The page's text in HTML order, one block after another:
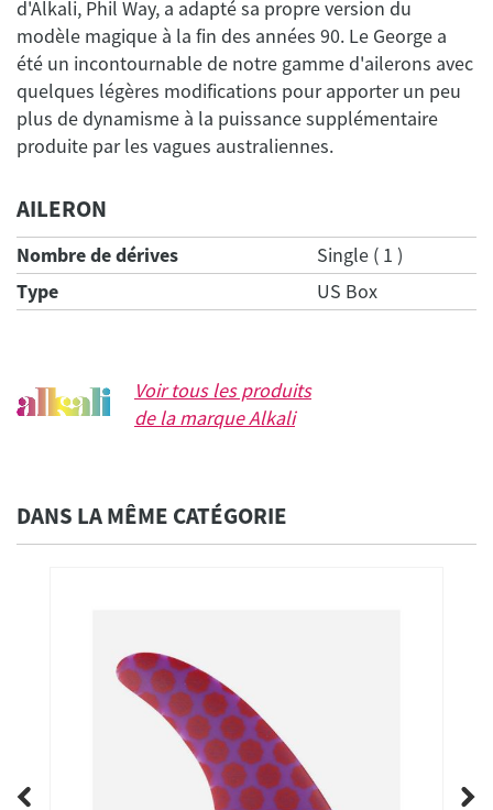
d'Alkali, Phil Way, a adapté sa propre version du
modèle magique à la fin des années 90. Le George a
été un incontournable de notre gamme d'ailerons avec
quelques légères modifications pour apporter un peu
plus de dynamisme à la puissance supplémentaire
produite par les vagues australiennes.
AILERON
Nombre de dérives
Single ( 1 )
Type
US Box
Voir tous les produits
de la marqueAlkali
DANS LA MÊME CATÉGORIE